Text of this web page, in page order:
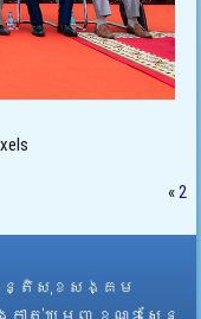
«2
សន្តិសុខសង្គម